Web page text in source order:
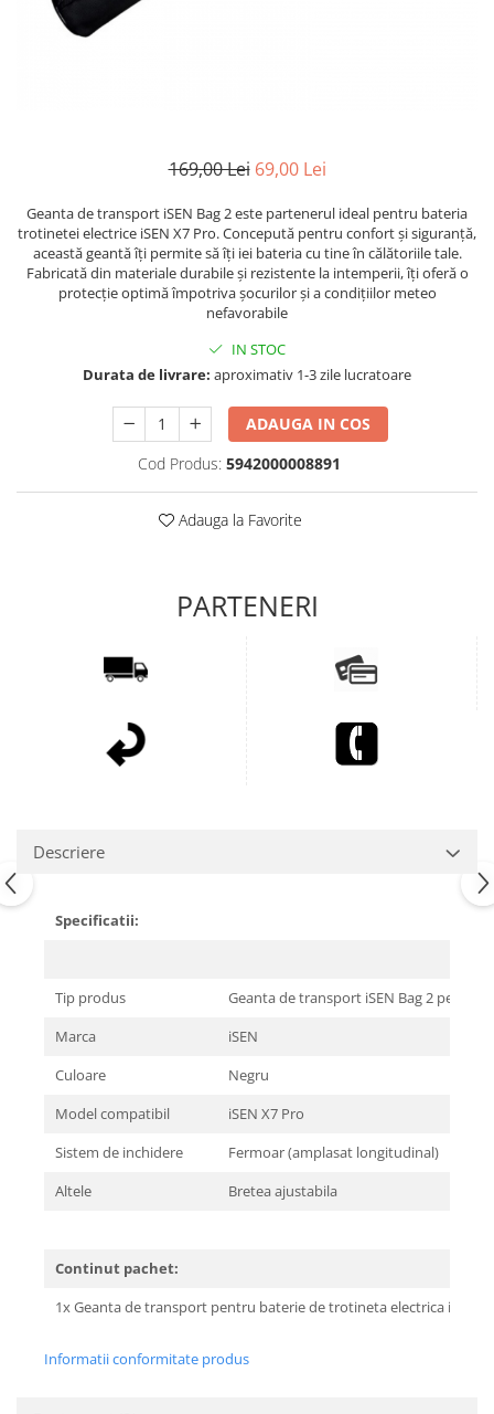
169,00 Lei 69,00 Lei
Geanta de transport iSEN Bag 2 este partenerul ideal pentru bateria
trotinetei electrice iSEN X7 Pro. Concepută pentru confort și siguranță,
această geantă îți permite să îți iei bateria cu tine în călătoriile tale.
Fabricată din materiale durabile și rezistente la intemperii, îți oferă o
protecție optimă împotriva șocurilor și a condițiilor meteo
nefavorabile
IN STOC
Durata de livrare: aproximativ 1-3 zile lucratoare
ADAUGA IN COS
Cod Produs: 5942000008891
Adauga la Favorite
Descriere
Specificatii:
Tip produs
Geanta de transport iSEN Bag 2 pentru
Marca
iSEN
Culoare
Negru
Model compatibil
iSEN X7 Pro
Sistem de inchidere
Fermoar (amplasat longitudinal)
Altele
Bretea ajustabila
Continut pachet:
1x Geanta de transport pentru baterie de trotineta electrica iSEN
Informatii conformitate produs